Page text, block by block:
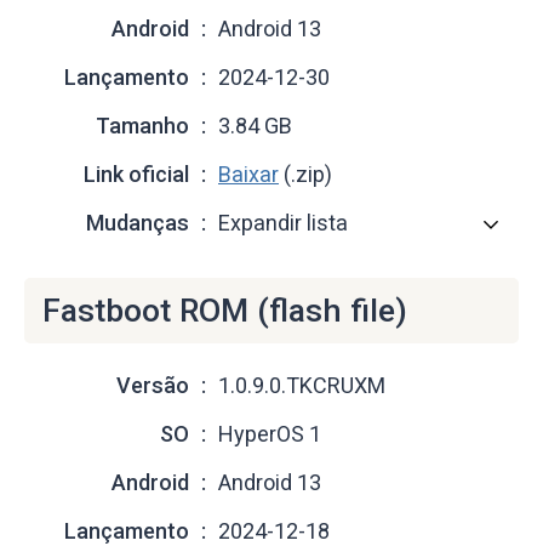
Android
Android 13
Lançamento
2024-12-30
Tamanho
3.84 GB
Link oficial
Baixar (.zip)
Mudanças
Expandir lista
Fastboot ROM (flash file)
Versão
1.0.9.0.TKCRUXM
SO
HyperOS 1
Android
Android 13
Lançamento
2024-12-18